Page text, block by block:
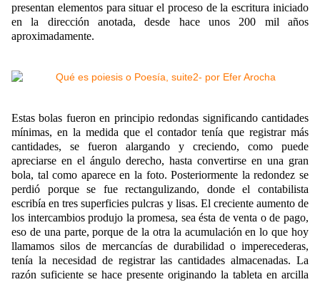
presentan elementos para situar el proceso de la escritura iniciado
en la dirección anotada, desde hace unos 200 mil años
aproximadamente.
Estas bolas fueron en principio redondas significando cantidades
mínimas, en la medida que el contador tenía que registrar más
cantidades, se fueron alargando y creciendo, como puede
apreciarse en el ángulo derecho, hasta convertirse en una gran
bola, tal como aparece en la foto. Posteriormente la redondez se
perdió porque se fue rectangulizando, donde el contabilista
escribía en tres superficies pulcras y lisas. El creciente aumento de
los intercambios produjo la promesa, sea ésta de venta o de pago,
eso de una parte, porque de la otra la acumulación en lo que hoy
llamamos silos de mercancías de durabilidad o imperecederas,
tenía la necesidad de registrar las cantidades almacenadas. La
razón suficiente se hace presente originando la tableta en arcilla